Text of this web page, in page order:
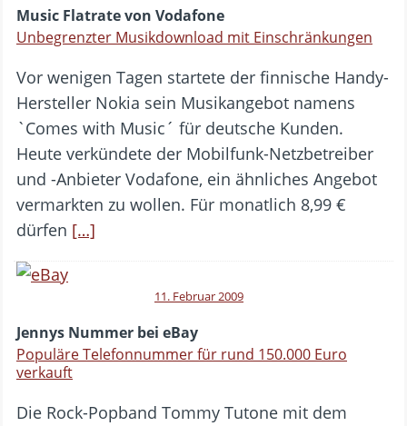
Music Flatrate von Vodafone
Unbegrenzter Musikdownload mit Einschränkungen
Vor wenigen Tagen startete der finnische Handy-
Hersteller Nokia sein Musikangebot namens
`Comes with Music´ für deutsche Kunden.
Heute verkündete der Mobilfunk-Netzbetreiber
und -Anbieter Vodafone, ein ähnliches Angebot
vermarkten zu wollen. Für monatlich 8,99 €
dürfen […]
11. Februar 2009
Jennys Nummer bei eBay
Populäre Telefonnummer für rund 150.000 Euro
verkauft
Die Rock-Popband Tommy Tutone mit dem